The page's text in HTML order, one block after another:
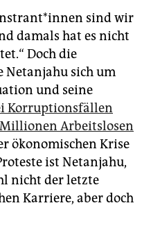
sind wir
damals hat es nicht
Doch die
Netanjahu sich um
und seine
Korruptionsfällen
Arbeitslosen
ökonomischen Krise
ist Netanjahu,
nicht der letzte
Karriere, aber doch